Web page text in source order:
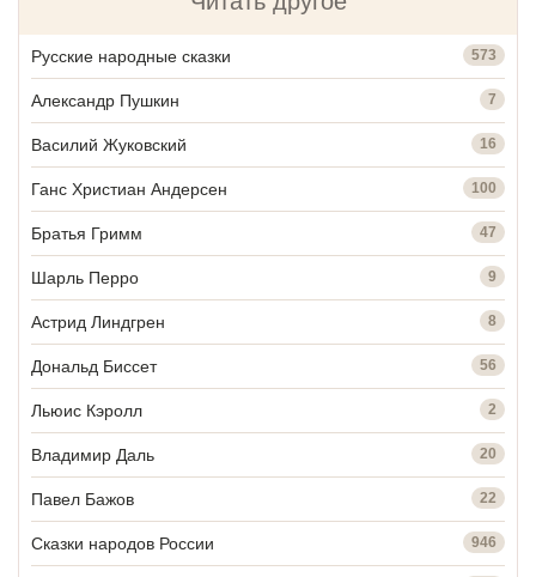
Русские народные сказки 573
Александр Пушкин 7
Василий Жуковский 16
Ганс Христиан Андерсен 100
Братья Гримм 47
Шарль Перро 9
Астрид Линдгрен 8
Дональд Биссет 56
Льюис Кэролл 2
Владимир Даль 20
Павел Бажов 22
Сказки народов России 946